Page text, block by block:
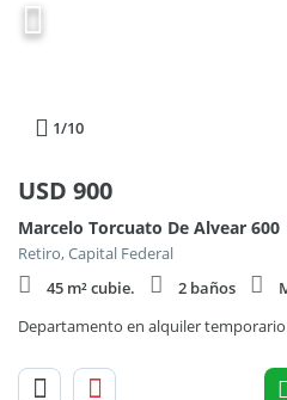
1/10
USD 900
Marcelo Torcuato De Alvear 600
Retiro, Capital Federal
45 m² cubie.
2 baños
Departamento en alquiler temporario